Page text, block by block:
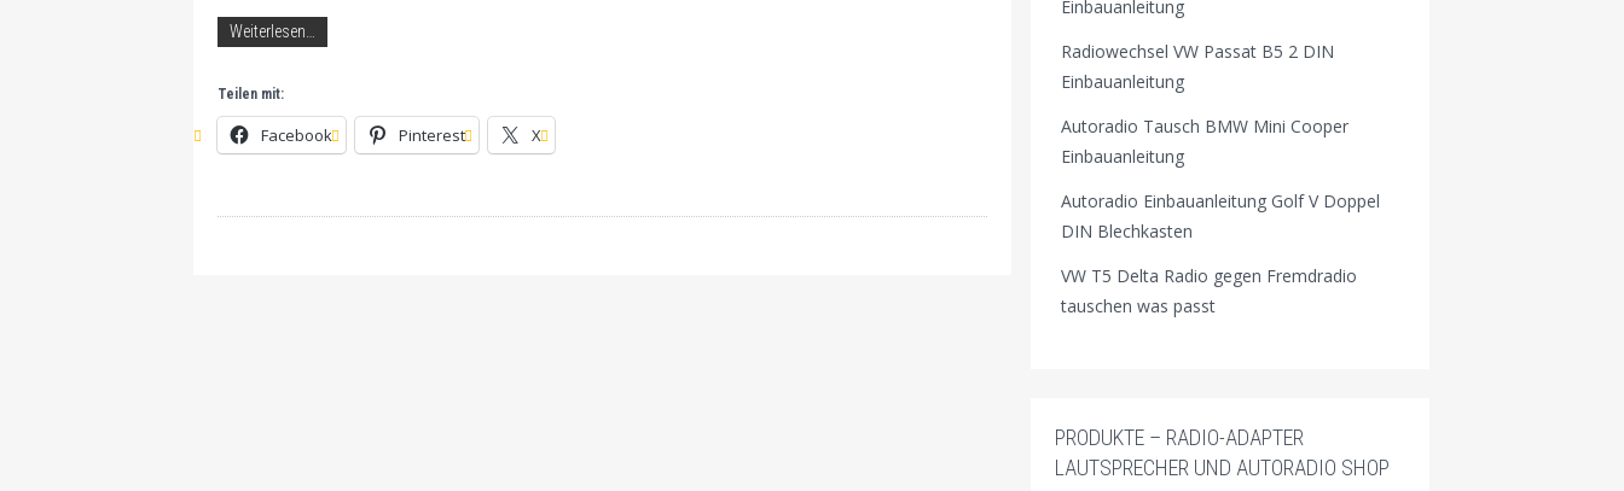
Weiterlesen…
Teilen mit:
Facebook Pinterest X
Einbauanleitung
Radiowechsel VW Passat B5 2 DIN
Einbauanleitung
Autoradio Tausch BMW Mini Cooper
Einbauanleitung
Autoradio Einbauanleitung Golf V Doppel
DIN Blechkasten
VW T5 Delta Radio gegen Fremdradio
tauschen was passt
PRODUKTE – RADIO-ADAPTER
LAUTSPRECHER UND AUTORADIO SHOP